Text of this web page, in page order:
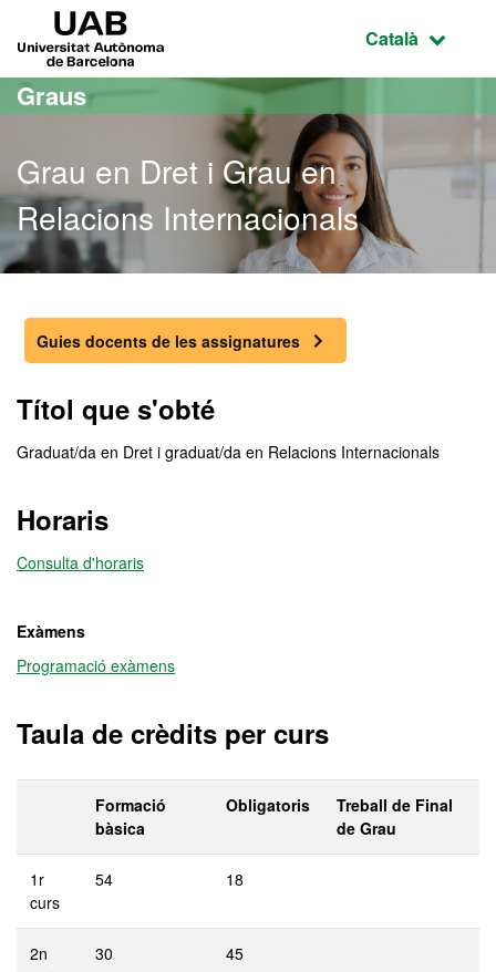
Ves al contingut principal
Ves a la navegació de la pàgina
Idioma
Català
Graus
Grau en Dret i Grau en
Relacions Internacionals
Grau en Dret i Grau en
Guies docents de les assignatures
Títol que s'obté
Graduat/da en Dret i graduat/da en Relacions Internacionals
Horaris
Consulta d'horaris
Exàmens
Programació exàmens
Taula de crèdits per curs
Formació
bàsica
Obligatoris
Treball de Final
de Grau
1r
curs
54 18
2n
30 45